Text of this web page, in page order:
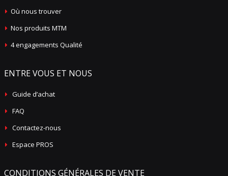
Où nous trouver
Nos produits MTM
4 engagements Qualité
ENTRE VOUS ET NOUS
Guide d’achat
FAQ
Contactez-nous
Espace PROS
CONDITIONS GÉNÉRALES DE VENTE